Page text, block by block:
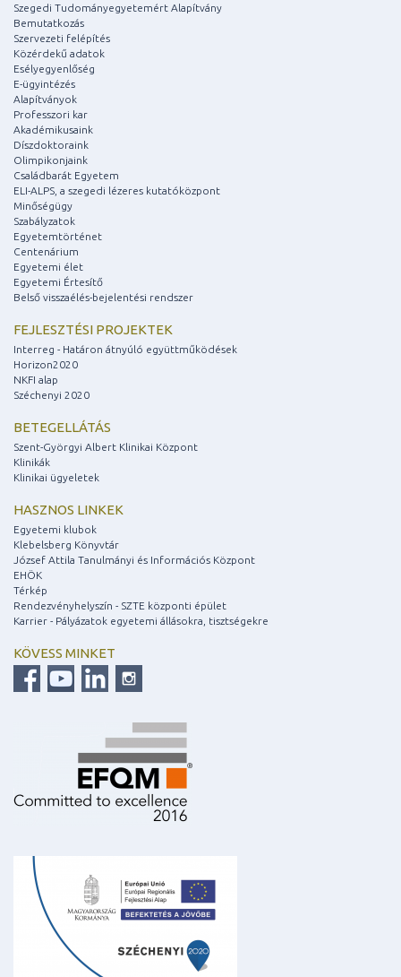
Szegedi Tudományegyetemért Alapítvány
Bemutatkozás
Szervezeti felépítés
Közérdekű adatok
Esélyegyenlőség
E-ügyintézés
Alapítványok
Professzori kar
Akadémikusaink
Díszdoktoraink
Olimpikonjaink
Családbarát Egyetem
ELI-ALPS, a szegedi lézeres kutatóközpont
Minőségügy
Szabályzatok
Egyetemtörténet
Centenárium
Egyetemi élet
Egyetemi Értesítő
Belső visszaélés-bejelentési rendszer
FEJLESZTÉSI PROJEKTEK
Interreg - Határon átnyúló együttműködések
Horizon2020
NKFI alap
Széchenyi 2020
BETEGELLÁTÁS
Szent-Györgyi Albert Klinikai Központ
Klinikák
Klinikai ügyeletek
HASZNOS LINKEK
Egyetemi klubok
Klebelsberg Könyvtár
József Attila Tanulmányi és Információs Központ
EHÖK
Térkép
Rendezvényhelyszín - SZTE központi épület
Karrier - Pályázatok egyetemi állásokra, tisztségekre
KÖVESS MINKET